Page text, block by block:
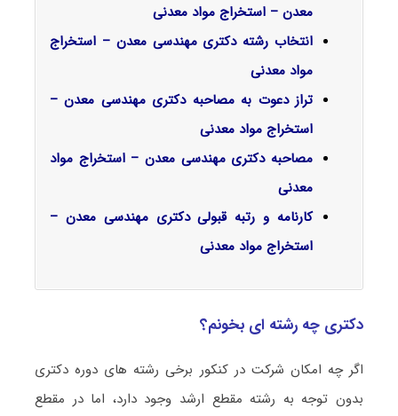
معدن – استخراج مواد معدنی
انتخاب رشته دکتری مهندسی معدن – استخراج
مواد معدنی
تراز دعوت به مصاحبه دکتری مهندسی معدن –
استخراج مواد معدنی
مصاحبه دکتری مهندسی معدن – استخراج مواد
معدنی
کارنامه و رتبه قبولی دکتری مهندسی معدن –
استخراج مواد معدنی
دکتری چه رشته ای بخونم؟
اگر چه امکان شرکت در کنکور برخی رشته های دوره دکتری
بدون توجه به رشته مقطع ارشد وجود دارد، اما در مقطع